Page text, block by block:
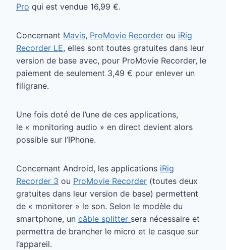
Pro qui est vendue 16,99 €.
Concernant Mavis, ProMovie Recorder ou iRig
Recorder LE, elles sont toutes gratuites dans leur
version de base avec, pour ProMovie Recorder, le
paiement de seulement 3,49 € pour enlever un
filigrane.
Une fois doté de l’une de ces applications,
le « monitoring audio » en direct devient alors
possible sur l’IPhone.
Concernant Android, les applications iRig
Recorder 3 ou ProMovie Recorder (toutes deux
gratuites dans leur version de base) permettent
de « monitorer » le son. Selon le modèle du
smartphone, un câble splitter sera nécessaire et
permettra de brancher le micro et le casque sur
l’appareil.